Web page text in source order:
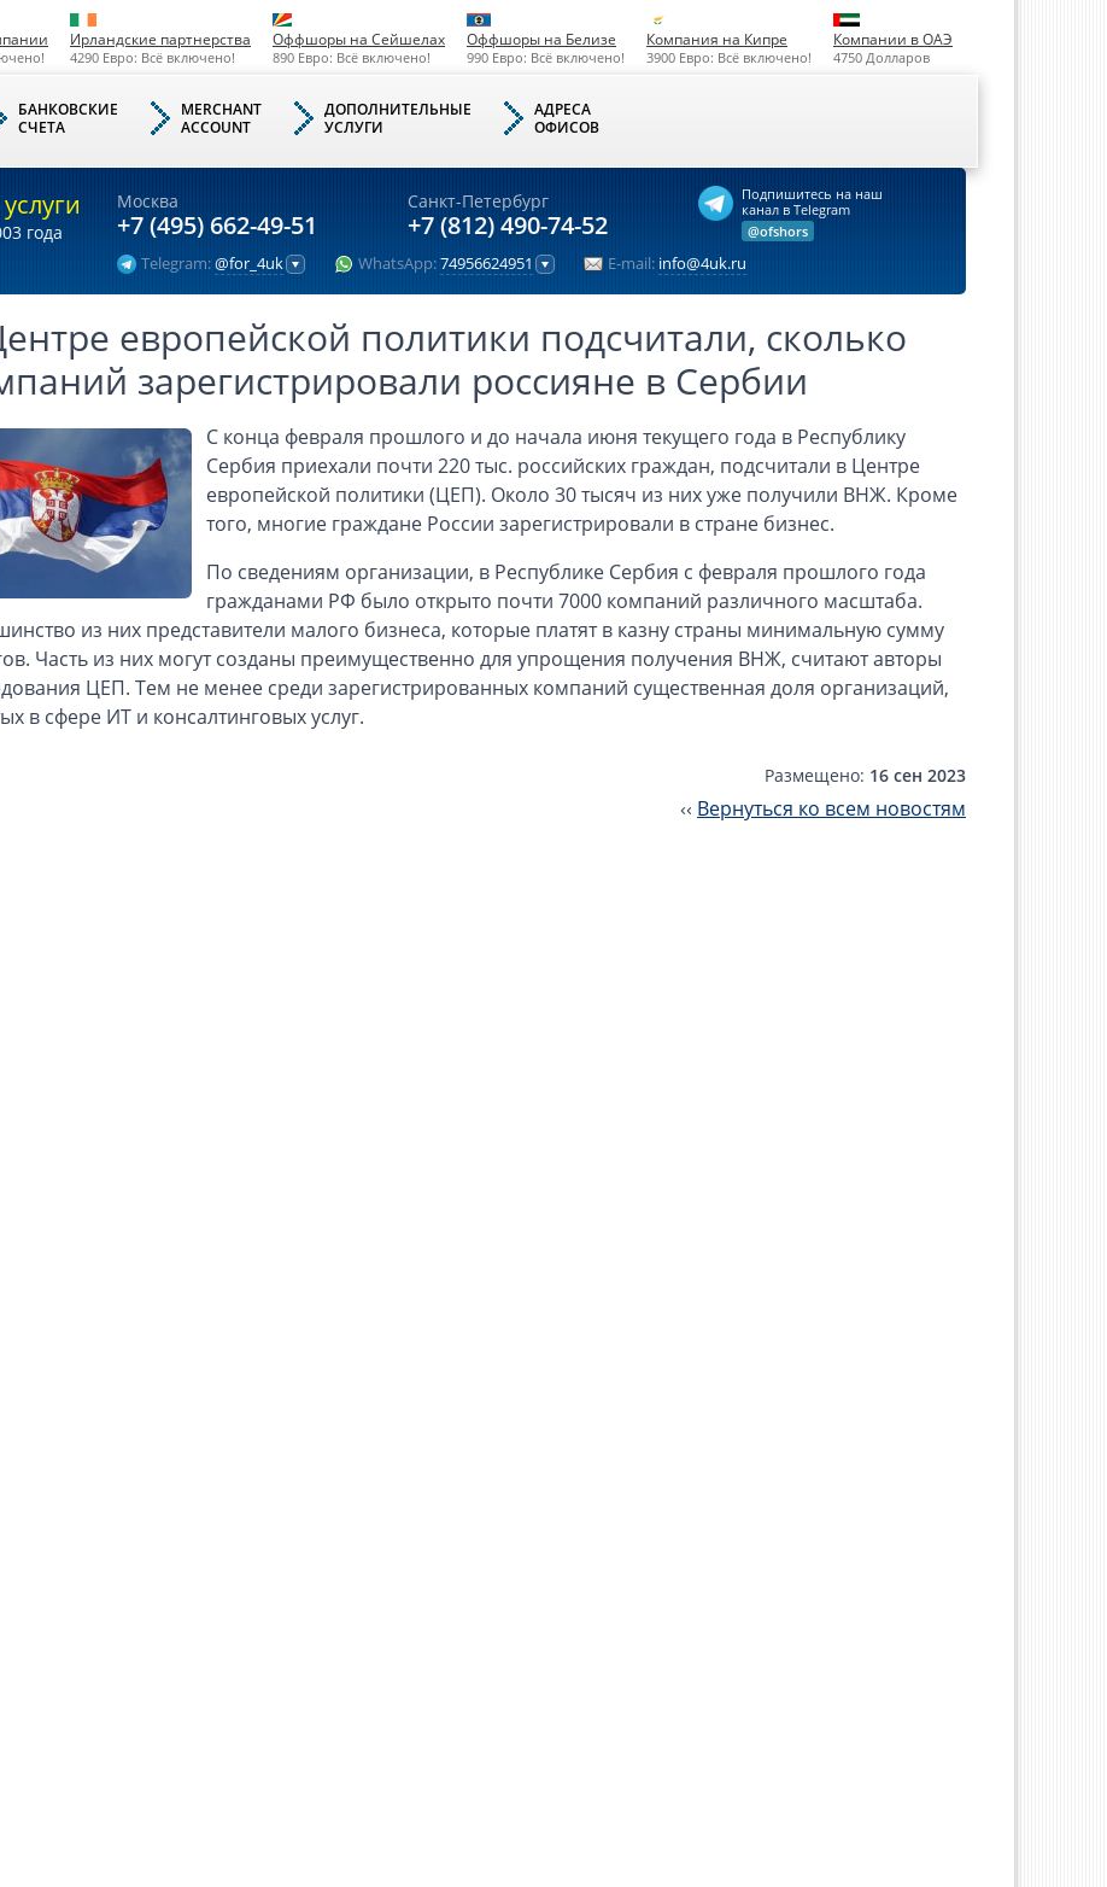
Ирландские партнерства
4290 Евро: Всё включено!
Оффшоры на Сейшелах
890 Евро: Всё включено!
Оффшоры на Белизе
990 Евро: Всё включено!
Компания на Кипре
3900 Евро: Всё включено!
Компании в ОАЭ
4750 Долларов
БАНКОВСКИЕ
СЧЕТА
MERCHANT
ACCOUNT
ДОПОЛНИТЕЛЬНЫЕ
УСЛУГИ
АДРЕСА
ОФИСОВ
года
Москва
+7 (495) 662-49-51
Санкт-Петербург
+7 (812) 490-74-52
Подпишитесь на наш
канал в Telegram
@ofshors
Telegram:@for_4uk WhatsApp:74956624951 E-mail: info@4uk.ru
европейской политики подсчитали, сколько
зарегистрировали россияне в Сербии
С конца февраля прошлого и до начала июня текущего года в Республику
Сербия приехали почти 220 тыс. российских граждан, подсчитали в Центре
европейской политики (ЦЕП). Около 30 тысяч из них уже получили ВНЖ. Кроме
того, многие граждане России зарегистрировали в стране бизнес.
По сведениям организации, в Республике Сербия с февраля прошлого года
гражданами РФ было открыто почти 7000 компаний различного масштаба.
из них представители малого бизнеса, которые платят в казну страны минимальную сумму
Часть из них могут созданы преимущественно для упрощения получения ВНЖ, считают авторы
ЦЕП. Тем не менее среди зарегистрированных компаний существенная доля организаций,
в сфере ИТ и консалтинговых услуг.
Размещено: 16 сен 2023
‹‹ Вернуться ко всем новостям